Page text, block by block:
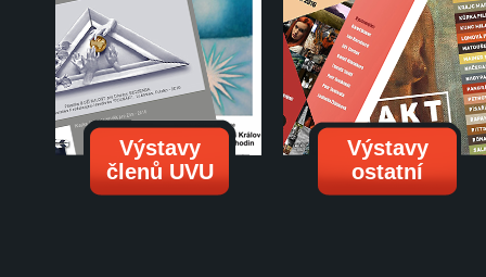
Výstavy
členů UVU
Výstavy
ostatní